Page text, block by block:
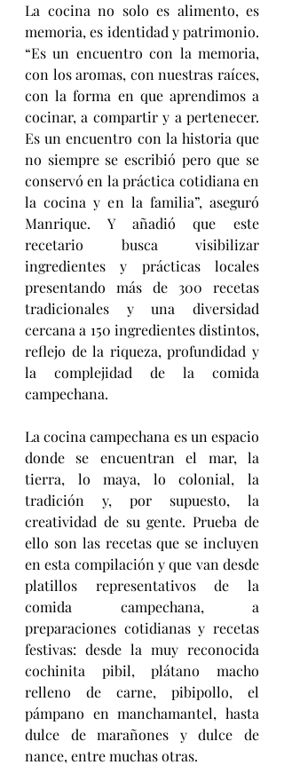
La cocina no solo es alimento, es
memoria, es identidad y patrimonio.
“Es un encuentro con la memoria,
con los aromas, con nuestras raíces,
con la forma en que aprendimos a
cocinar, a compartir y a pertenecer.
Es un encuentro con la historia que
no siempre se escribió pero que se
conservó en la práctica cotidiana en
la cocina y en la familia”, aseguró
Manrique. Y añadió que este
recetario busca visibilizar
ingredientes y prácticas locales
presentando más de 300 recetas
tradicionales y una diversidad
cercana a 150 ingredientes distintos,
reflejo de la riqueza, profundidad y
la complejidad de la comida
campechana.
La cocina campechana es un espacio
donde se encuentran el mar, la
tierra, lo maya, lo colonial, la
tradición y, por supuesto, la
creatividad de su gente. Prueba de
ello son las recetas que se incluyen
en esta compilación y que van desde
platillos representativos de la
comida campechana, a
preparaciones cotidianas y recetas
festivas: desde la muy reconocida
cochinita pibil, plátano macho
relleno de carne, pibipollo, el
pámpano en manchamantel, hasta
dulce de marañones y dulce de
nance, entre muchas otras.